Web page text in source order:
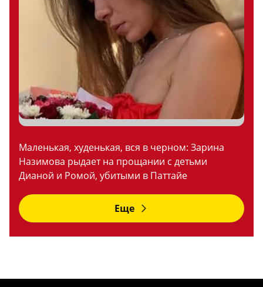
Маленькая, худенькая, вся в черном: Зарина
Назимова рыдает на прощании с детьми
Дианой и Ромой, убитыми в Паттайе
Еще